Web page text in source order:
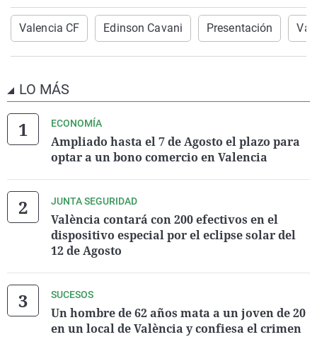
Valencia CF Edinson Cavani Presentación
LO MÁS
ECONOMÍA
Ampliado hasta el 7 de Agosto el plazo para
optar a un bono comercio en Valencia
JUNTA SEGURIDAD
València contará con 200 efectivos en el
dispositivo especial por el eclipse solar del
12 de Agosto
SUCESOS
Un hombre de 62 años mata a un joven de 20
en un local de València y confiesa el crimen